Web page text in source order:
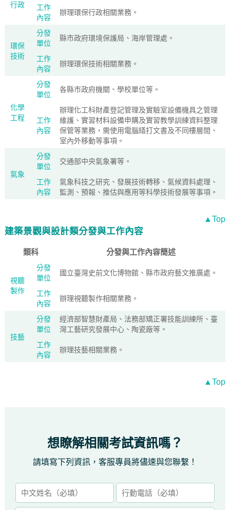
行政
工作
內容
辦理環保行政相關業務。
環保
技術
分發
單位
縣市政府環境保護局、海岸管理處。
工作
內容
辦理環保技術相關業務。
化學
工程
分發
單位
各縣市政府機關、學校單位等。
工作
內容
辦理化工科財產登記管理及實驗室設備機具之管理
維護、實習材料設備申購及實習教學訓練資料整理
保管等業務，需使用電腦繕打文書及不同樓層間、
室內外移動等事項。
氣象
分發
單位
交通部中央氣象署等。
工作
內容
氣象科技之研究、發展技術轉移、氣候資料處理、
監測、預報、推估與應用等科學技術發展等事項。
▲Top
建築景觀與設計類分發與工作內容
類科 分發與工作內容簡述
視聽
製作
分發
單位
國立臺灣史前文化博物館、縣市政府藝文推廣處。
工作
內容
辦理視聽製作相關業務。
技藝
分發
單位
經濟部智慧財產局、法務部矯正署技能訓練所、臺
灣工藝研究發展中心、陶瓷廠等。
工作
內容
辦理技藝相關業務。
▲Top
想瞭解相關考試資訊嗎？
請填寫下列資訊，客服專員將儘速與您聯繫！